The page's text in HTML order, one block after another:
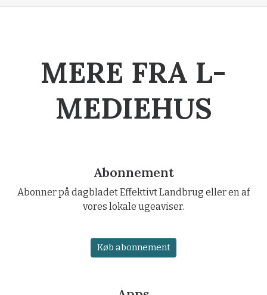
MERE FRA L-
MEDIEHUS
Abonnement
Abonner på dagbladet Effektivt Landbrug eller en af
vores lokale ugeaviser.
Køb abonnement